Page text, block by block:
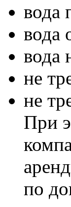
вода
вода
вода
не
не
При
по